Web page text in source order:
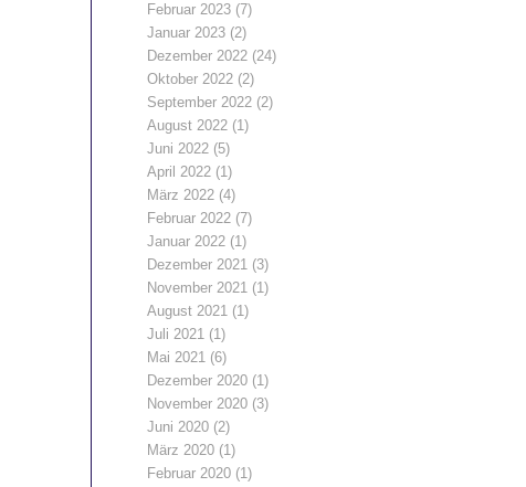
Februar 2023 (7)
Januar 2023 (2)
Dezember 2022 (24)
Oktober 2022 (2)
September 2022 (2)
August 2022 (1)
Juni 2022 (5)
April 2022 (1)
März 2022 (4)
Februar 2022 (7)
Januar 2022 (1)
Dezember 2021 (3)
November 2021 (1)
August 2021 (1)
Juli 2021 (1)
Mai 2021 (6)
Dezember 2020 (1)
November 2020 (3)
Juni 2020 (2)
März 2020 (1)
Februar 2020 (1)